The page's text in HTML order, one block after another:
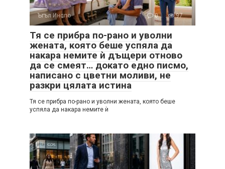
Ъгъл Инспо 0 97
Тя се прибра по-рано и уволни
жената, която беше успяла да
накара немите ѝ дъщери отново
да се смеят… докато едно писмо,
написано с цветни моливи, не
разкри цялата истина
Тя се прибра по-рано и уволни жената, която беше
успяла да накара немите ѝ